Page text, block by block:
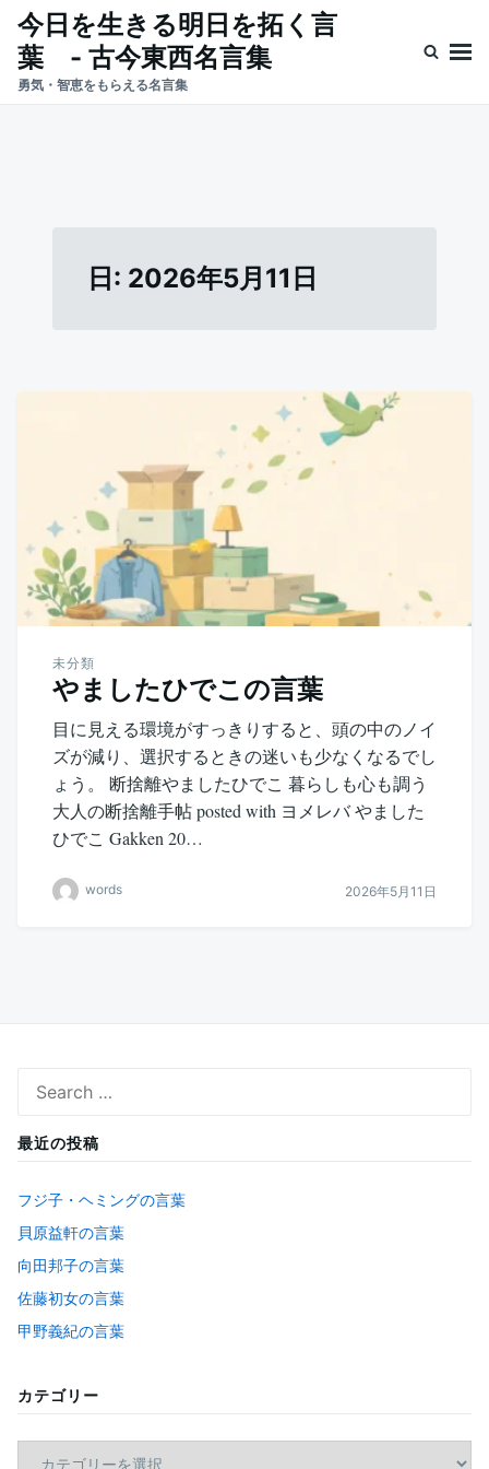
Skip
content
Search
for:
今日を生きる明日を拓く言
葉 - 古今東西名言集
勇気・智恵をもらえる名言集
日: 2026年5月11日
未分類
やましたひでこの言葉
目に見える環境がすっきりすると、頭の中のノイ
ズが減り、選択するときの迷いも少なくなるでし
ょう。 断捨離やましたひでこ 暮らしも心も調う
大人の断捨離手帖 posted with ヨメレバ やました
ひでこ Gakken 20…
words 2026年5月11日
for:
最近の投稿
フジ子・ヘミングの言葉
貝原益軒の言葉
向田邦子の言葉
佐藤初女の言葉
甲野義紀の言葉
カテゴリー